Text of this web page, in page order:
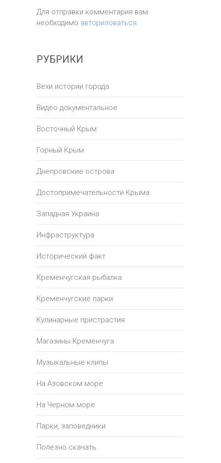
Для отправки комментария вам
необходимо авторизоваться
РУБРИКИ
Вехи истории города
Видео документальное
Восточный Крым
Горный Крым
Днепровские острова
Достопримечательности Крыма
Западная Украина
Инфраструктура
Исторический факт
Кременчугская рыбалка
Кременчугские парки
Кулинарные пристрастия
Магазины Кременчуга
Музыкальные клипы
На Азовском море
На Черном море
Парки, заповедники
Полезно скачать